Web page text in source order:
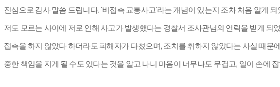
진심으로 감사 말씀 드립니다. '비접촉 교통사고'라는 개념이 있는지 조차 처음 알게 되
저도 모르는 사이에 저로 인해 사고가 발생했다는 경찰서 조사관님의 연락을 받게 되
접촉을 하지 않았다 하더라도 피해자가 다쳤으며, 조치를 취하지 않았다는 사실 때문
중한 책임을 지게 될 수도 있다는 것을 알고 나니 마음이 너무나도 무겁고, 일이 손에